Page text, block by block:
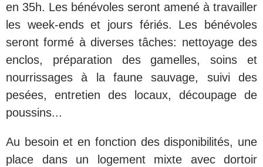
en 35h. Les bénévoles seront amené à travailler
les week-ends et jours fériés. Les bénévoles
seront formé à diverses tâches: nettoyage des
enclos, préparation des gamelles, soins et
nourrissages à la faune sauvage, suivi des
pesées, entretien des locaux, découpage de
poussins...
Au besoin et en fonction des disponibilités, une
place dans un logement mixte avec dortoir